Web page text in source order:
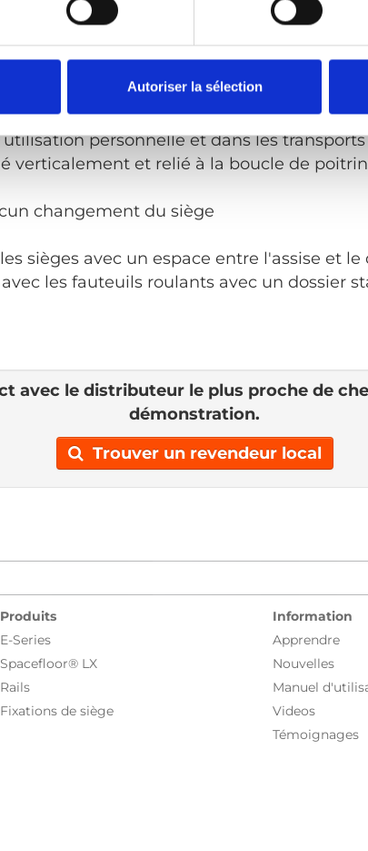
Autoriser la sélection
d’utilisation
taille pour tous »
personnelle et dans les
verticalement et relié à la boucle de
changement du siège
sièges avec un espace entre l'assise et le
les fauteuils roulants avec un dossier
avec le distributeur le plus proche de
démonstration.
Trouver un revendeur local
Produits
E-Series
Spacefloor® LX
Rails
Fixations de siège
Information
Apprendre
Nouvelles
Manuel
Videos
Témoignages